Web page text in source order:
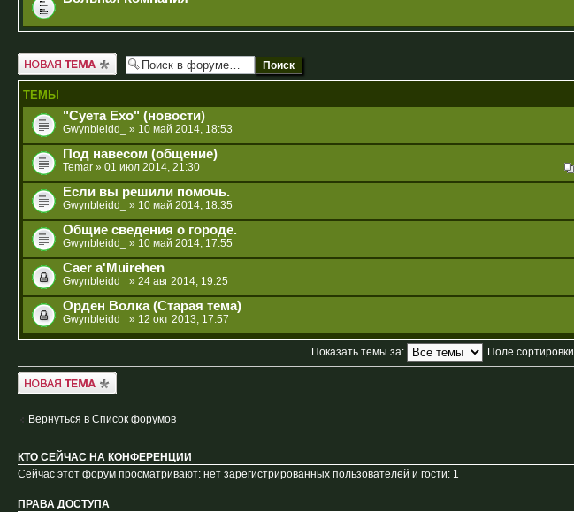
Новая тема
ТЕМЫ
"Суета Ехо" (новости)
Gwynbleidd_ » 10 май 2014, 18:53
Под навесом (общение)
Temar » 01 июл 2014, 21:30
Если вы решили помочь.
Gwynbleidd_ » 10 май 2014, 18:35
Общие сведения о городе.
Gwynbleidd_ » 10 май 2014, 17:55
Caer a'Muirehen
Gwynbleidd_ » 24 авг 2014, 19:25
Орден Волка (Старая тема)
Gwynbleidd_ » 12 окт 2013, 17:57
Показать темы за: Поле сортировки
Новая тема
Вернуться в Список форумов
КТО СЕЙЧАС НА КОНФЕРЕНЦИИ
Сейчас этот форум просматривают: нет зарегистрированных пользователей и гости: 1
ПРАВА ДОСТУПА